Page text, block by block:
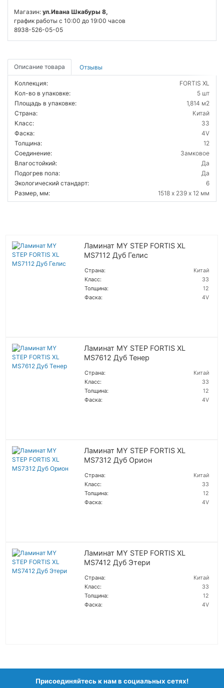
Магазин: ул.Ивана Шкабуры 8,
график работы с 10:00 до 19:00 часов
8938-526-05-05
Описание товара Отзывы
Коллекция:
FORTIS XL
Кол-во в упаковке:
5 шт
Площадь в упаковке:
1,814 м2
Страна:
Китай
Класс:
33
Фаска:
4V
Толщина:
12
Соединение:
Замковое
Влагостойкий:
Да
Подогрев пола:
Да
Экологический стандарт:
6
Размер, мм:
1518 х 239 х 12 мм
Ламинат MY STEP FORTIS XL
MS7112 Дуб Гелис
Страна:
Китай
Класс:
33
Толщина:
12
Фаска:
4V
Ламинат MY STEP FORTIS XL
MS7612 Дуб Тенер
Страна:
Китай
Класс:
33
Толщина:
12
Фаска:
4V
Ламинат MY STEP FORTIS XL
MS7312 Дуб Орион
Страна:
Китай
Класс:
33
Толщина:
12
Фаска:
4V
Ламинат MY STEP FORTIS XL
MS7412 Дуб Этери
Страна:
Китай
Класс:
33
Толщина:
12
Фаска:
4V
Присоединяйтесь к нам в социальных сетях!